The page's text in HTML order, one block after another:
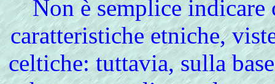
Non è semplice
caratteristiche etniche,
celtiche: tuttavia, sulla